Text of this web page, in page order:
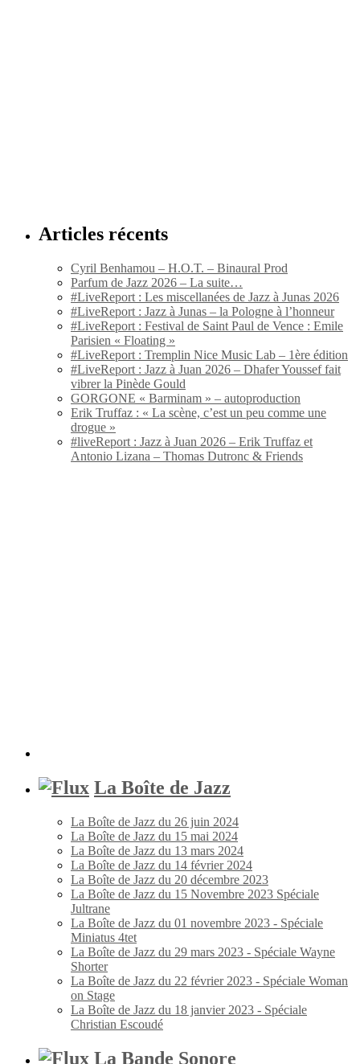
Articles récents
Cyril Benhamou – H.O.T. – Binaural Prod
Parfum de Jazz 2026 – La suite…
#LiveReport : Les miscellanées de Jazz à Junas 2026
#LiveReport : Jazz à Junas – la Pologne à l’honneur
#LiveReport : Festival de Saint Paul de Vence : Emile
Parisien « Floating »
#LiveReport : Tremplin Nice Music Lab – 1ère édition
#LiveReport : Jazz à Juan 2026 – Dhafer Youssef fait
vibrer la Pinède Gould
GORGONE « Barminam » – autoproduction
Erik Truffaz : « La scène, c’est un peu comme une
drogue »
#liveReport : Jazz à Juan 2026 – Erik Truffaz et
Antonio Lizana – Thomas Dutronc & Friends
La Boîte de Jazz
La Boîte de Jazz du 26 juin 2024
La Boîte de Jazz du 15 mai 2024
La Boîte de Jazz du 13 mars 2024
La Boîte de Jazz du 14 février 2024
La Boîte de Jazz du 20 décembre 2023
La Boîte de Jazz du 15 Novembre 2023 Spéciale
Jultrane
La Boîte de Jazz du 01 novembre 2023 - Spéciale
Miniatus 4tet
La Boîte de Jazz du 29 mars 2023 - Spéciale Wayne
Shorter
La Boîte de Jazz du 22 février 2023 - Spéciale Woman
on Stage
La Boîte de Jazz du 18 janvier 2023 - Spéciale
Christian Escoudé
La Bande Sonore